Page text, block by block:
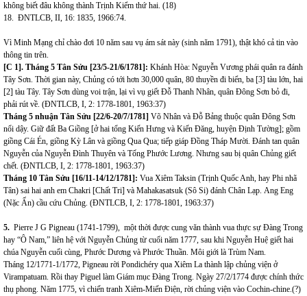
không biết đâu không thành Trịnh Kiểm thứ hai. (18)
18. ĐNTLCB, II, 16: 1835, 1966:74.
Vì Minh Mạng chỉ chào đơi 10 năm sau vụ ám sát này (sinh năm 1791), thật khó cả tin vào
thông tin trên.
[C 1]. Tháng 5 Tân Sửu [23/5-21/6/1781]: Khánh Hòa: Nguyễn Vương phái quân ra đánh
Tây Sơn. Thời gian này, Chủng có tới hơn 30,000 quân, 80 thuyền đi biển, ba [3] tàu lớn, hai
[2] tàu Tây. Tây Sơn dùng voi trận, lại vì vụ giết Đỗ Thanh Nhân, quân Đông Sơn bỏ đi,
phải rút về. (ĐNTLCB, I, 2: 1778-1801, 1963:37)
Tháng 5 nhuận Tân Sửu [22/6-20/7/1781] Võ Nhân và Đỗ Bảng thuộc quân Đông Sơn
nổi dậy. Giữ đất Ba Giồng [ở hai tổng Kiến Hưng và Kiến Đăng, huyện Định Tường]; gồm
giồng Cái Én, giồng Kỳ Lân và giồng Qua Qua; tiếp giáp Đồng Tháp Mười. Đánh tan quân
Nguyễn của Nguyễn Đình Thuyên và Tống Phước Lương. Nhưng sau bị quân Chủng giết
chết. (ĐNTLCB, I, 2: 1778-1801, 1963:37)
Tháng 10 Tân Sửu [16/11-14/12/1781]: Vua Xiêm Taksin (Trịnh Quốc Anh, hay Phi nhã
Tân) sai hai anh em Chakri [Chất Tri] và Mahakasatsuk (Sô Si) đánh Chân Lạp. Ang Eng
(Nặc Ấn) cầu cứu Chủng. (ĐNTLCB, I, 2: 1778-1801, 1963:37)
5. Pierre J G Pigneau (1741-1799), một thời được cung văn thành vua thực sự Đàng Trong
hay “Ô Nam,” liên hệ với Nguyễn Chủng từ cuối năm 1777, sau khi Nguyễn Huệ giết hai
chúa Nguyễn cuối cùng, Phước Dương và Phước Thuần. Môi giới là Trùm Nam.
Tháng 12/1771-1/1772, Pigneau rời Pondichéry qua Xiêm La thành lập chủng viện ở
Virampatuam. Rồi thay Piguel làm Giám mục Đàng Trong. Ngày 27/2/1774 được chính thức
thụ phong. Năm 1775, vì chiến tranh Xiêm-Miến Điện, rời chủng viện vào Cochin-chine.(?)